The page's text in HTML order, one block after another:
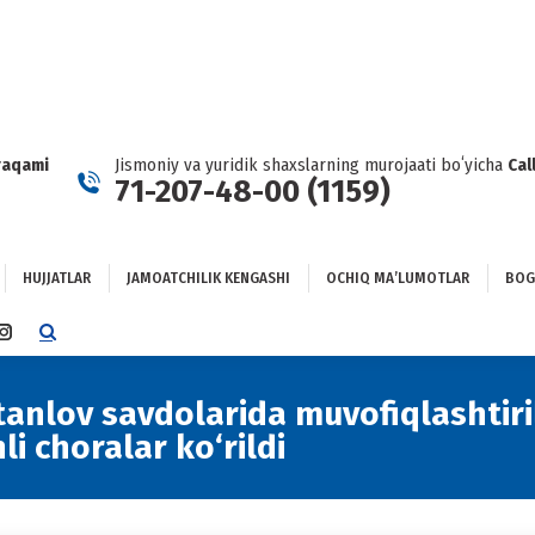
Jismoniy va yuridik shaxslarning murojaati boʻyicha
71-207-48-00 (1159)
HUJJATLAR JAMOATCHILIK KENGASHI OCHIQ MAʼLUMOTLAR
INSTAGRAM
IN
NEW
WINDOW
savdolarida
choralar ko‘rildi